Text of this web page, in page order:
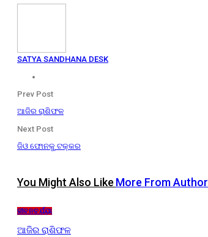
SATYA SANDHANA DESK
Prev Post
ଆଜିର ରାଶିଫଳ
Next Post
ଜିଓ ଫୋନକୁ ଟକ୍କର
You Might Also Like More From Author
ଜୀବନଚର୍ଯ୍ୟା
ଆଜିର ରାଶିଫଳ